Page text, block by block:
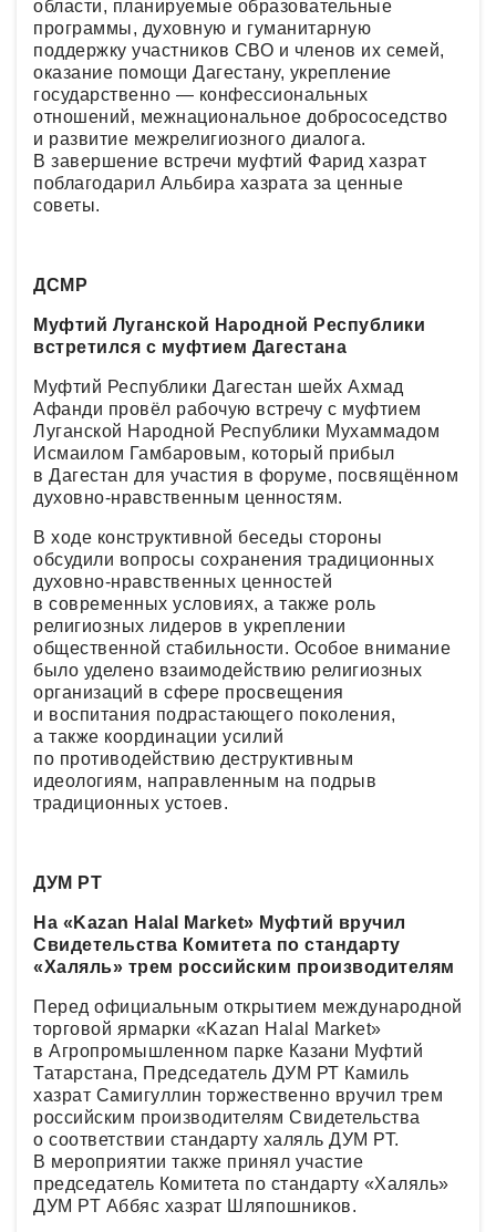
области, планируемые образовательные
программы, духовную и гуманитарную
поддержку участников СВО и членов их семей,
оказание помощи Дагестану, укрепление
государственно — конфессиональных
отношений, межнациональное добрососедство
и развитие межрелигиозного диалога.
В завершение встречи муфтий Фарид хазрат
поблагодарил Альбира хазрата за ценные
советы.
ДСМР
Муфтий Луганской Народной Республики
встретился с муфтием Дагестана
Муфтий Республики Дагестан шейх Ахмад
Афанди провёл рабочую встречу с муфтием
Луганской Народной Республики Мухаммадом
Исмаилом Гамбаровым, который прибыл
в Дагестан для участия в форуме, посвящённом
духовно-нравственным ценностям.
В ходе конструктивной беседы стороны
обсудили вопросы сохранения традиционных
духовно-нравственных ценностей
в современных условиях, а также роль
религиозных лидеров в укреплении
общественной стабильности. Особое внимание
было уделено взаимодействию религиозных
организаций в сфере просвещения
и воспитания подрастающего поколения,
а также координации усилий
по противодействию деструктивным
идеологиям, направленным на подрыв
традиционных устоев.
ДУМ РТ
На «Kazan Halal Market» Муфтий вручил
Свидетельства Комитета по стандарту
«Халяль» трем российским производителям
Перед официальным открытием международной
торговой ярмарки «Kazan Halal Market»
в Агропромышленном парке Казани Муфтий
Татарстана, Председатель ДУМ РТ Камиль
хазрат Самигуллин торжественно вручил трем
российским производителям Свидетельства
о соответствии стандарту халяль ДУМ РТ.
В мероприятии также принял участие
председатель Комитета по стандарту «Халяль»
ДУМ РТ Аббяс хазрат Шляпошников.